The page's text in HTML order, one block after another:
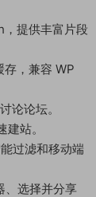
提供丰富片段
存，兼容 WP
论论坛。
站。
过滤和移动端
、选择并分享